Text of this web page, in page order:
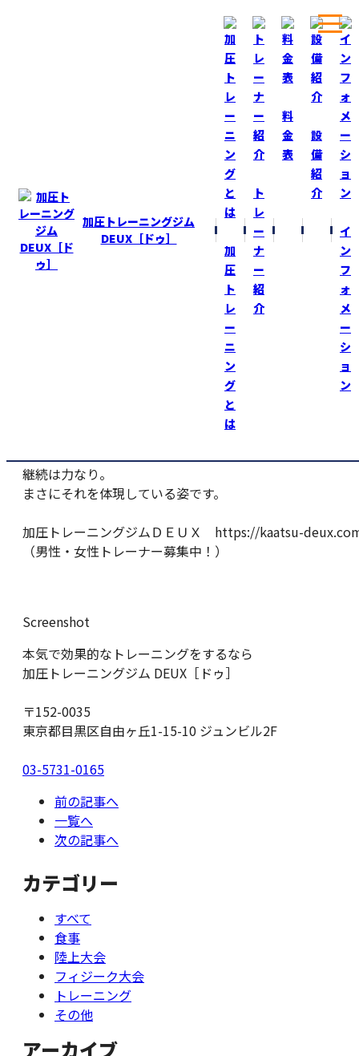
加圧トレーニングジム
DEUX［ドゥ］
加
圧
ト
レ
ー
ニ
ン
グ
と
は
ト
レ
ー
ナ
ー
紹
介
料
金
表
設
備
紹
介
イ
ン
フ
ォ
メ
ー
シ
ョ
ン
今日は“猫ひろし”さんの加圧トレーニング！
今日は“猫ひろし”さんの加圧トレー
グ！
2026-5-27
毎週『加圧DEUX』に通い続けて、間もなく16年。
長年変わらず、ひたむきに練習・トレーニングに向き合
常に前を向き、挑戦し続ける“猫ちゃん”。
これからも全力でサポートしていきます！
継続は力なり。
まさにそれを体現している姿です。
加圧トレーニングジムＤＥＵＸ https://kaatsu-
（男性・女性トレーナー募集中！）
Screenshot
本気で効果的なトレーニングをするなら
加圧トレーニングジム DEUX［ドゥ］
〒152-0035
東京都目黒区自由ヶ丘1-15-10 ジュンビル2F
03-5731-0165
前の記事へ
一覧へ
次の記事へ
カテゴリー
すべて
食事
陸上大会
フィジーク大会
トレーニング
その他
アーカイブ